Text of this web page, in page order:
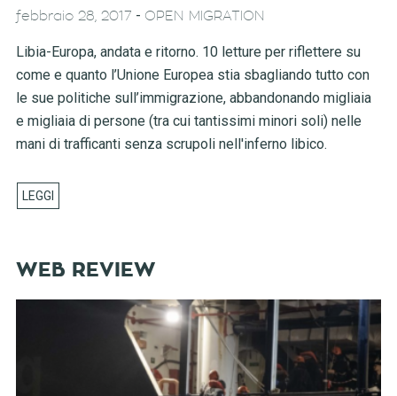
febbraio 28, 2017 - OPEN MIGRATION
Libia-Europa, andata e ritorno. 10 letture per riflettere su
come e quanto l’Unione Europea stia sbagliando tutto con
le sue politiche sull’immigrazione, abbandonando migliaia
e migliaia di persone (tra cui tantissimi minori soli) nelle
mani di trafficanti senza scrupoli nell'inferno libico.
WEB REVIEW